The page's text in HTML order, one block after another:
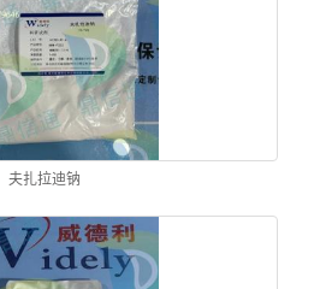
夫扎拉迪钠